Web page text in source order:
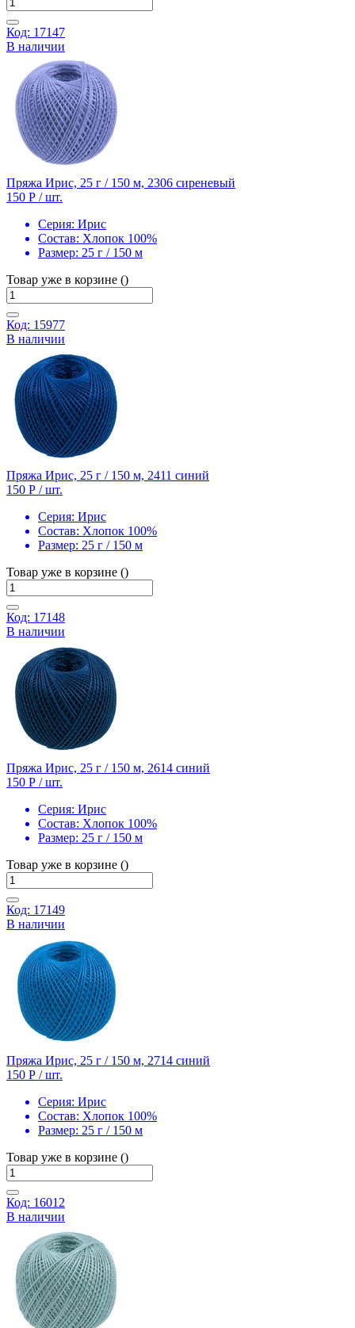
Код: 17147
В наличии
Пряжа Ирис, 25 г / 150 м, 2306 сиреневый
150 Р / шт.
Серия: Ирис
Состав: Хлопок 100%
Размер: 25 г / 150 м
Товар уже в корзине ()
Код: 15977
В наличии
Пряжа Ирис, 25 г / 150 м, 2411 синий
150 Р / шт.
Серия: Ирис
Состав: Хлопок 100%
Размер: 25 г / 150 м
Товар уже в корзине ()
Код: 17148
В наличии
Пряжа Ирис, 25 г / 150 м, 2614 синий
150 Р / шт.
Серия: Ирис
Состав: Хлопок 100%
Размер: 25 г / 150 м
Товар уже в корзине ()
Код: 17149
В наличии
Пряжа Ирис, 25 г / 150 м, 2714 синий
150 Р / шт.
Серия: Ирис
Состав: Хлопок 100%
Размер: 25 г / 150 м
Товар уже в корзине ()
Код: 16012
В наличии